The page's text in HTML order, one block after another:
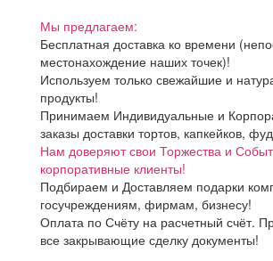
Мы предлагаем:
Бесплатная доставка ко времени
местонахождение наших точек)!
Используем только свежайшие и
продукты!
Принимаем Индивидуальные и
заказы доставки тортов, капкейков,
Нам доверяют свои Торжества и
корпоративные клиенты!
Подбираем и Доставляем подарки
госучреждениям, фирмам, бизнесу!
Оплата по Счёту на расчетный счёт.
все закрывающие сделку документы!